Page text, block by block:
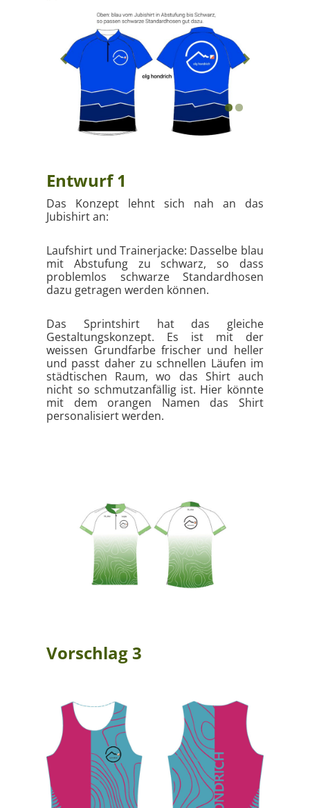
Entwurf 1
Das Konzept lehnt sich nah an das
Jubishirt an:
Laufshirt und Trainerjacke: Dasselbe blau
mit Abstufung zu schwarz, so dass
problemlos schwarze Standardhosen
dazu getragen werden können.
Das Sprintshirt hat das gleiche
Gestaltungskonzept. Es ist mit der
weissen Grundfarbe frischer und heller
und passt daher zu schnellen Läufen im
städtischen Raum, wo das Shirt auch
nicht so schmutzanfällig ist. Hier könnte
mit dem orangen Namen das Shirt
personalisiert werden.
Vorschlag 3